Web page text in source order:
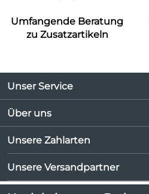
Umfangende Beratung
zu Zusatzartikeln
Unser Service
Kontakt
Kundeninformationen
Newsletter
Lieferbedingungen
Kundenlogin
Über uns
Unsere Bestseller
Marken
Neu
Unsere Zahlarten
Unsere Versandpartner